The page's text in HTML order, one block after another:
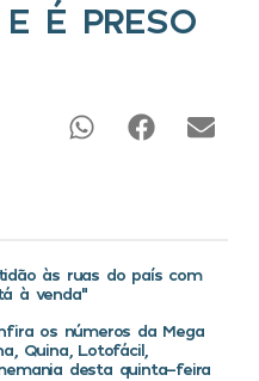
É PRESO
às ruas do país com
à venda”
os números da Mega
Quina, Lotofácil,
desta quinta-feira